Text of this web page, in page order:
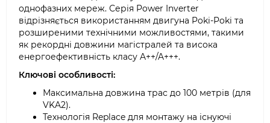
однофазних мереж. Серія Power Inverter
відрізняється використанням двигуна Poki-Poki та
розширеними технічними можливостями, такими
як рекордні довжини магістралей та висока
енергоефективність класу A++/A+++.
Ключові особливості:
Максимальна довжина трас до 100 метрів (для
VKA2).
Технологія Replace для монтажу на існуючі